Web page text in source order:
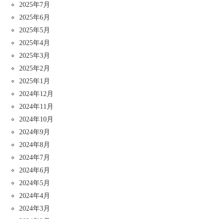
2025年7月
2025年6月
2025年5月
2025年4月
2025年3月
2025年2月
2025年1月
2024年12月
2024年11月
2024年10月
2024年9月
2024年8月
2024年7月
2024年6月
2024年5月
2024年4月
2024年3月